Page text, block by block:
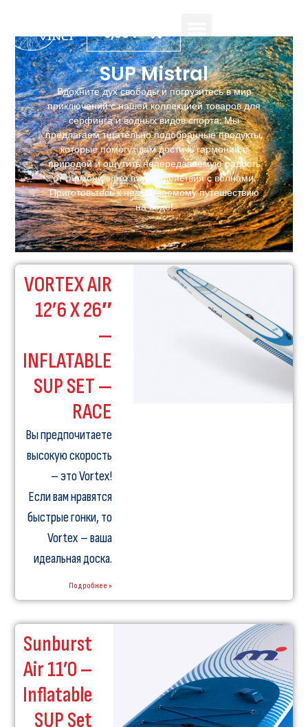
0,00₽
SUP Mistral
Вдохните дух свободы и погрузитесь в мир
приключений с нашей коллекцией товаров для
серфинга и водных видов спорта. Мы
предлагаем тщательно подобранные продукты,
которые помогут вам достичь гармонии с
природой и ощутить непередаваемую радость
от гармоничного взаимодействия с волнами.
Приготовьтесь к незабываемому путешествию
на воде!
VORTEX AIR
12’6 X 26″
—
INFLATABLE
SUP SET —
RACE
Вы предпочитаете
высокую скорость
– это Vortex!
Если вам нравятся
быстрые гонки, то
Vortex – ваша
идеальная доска.
Подробнее »
Sunburst
Air 11’0 –
Inflatable
SUP Set